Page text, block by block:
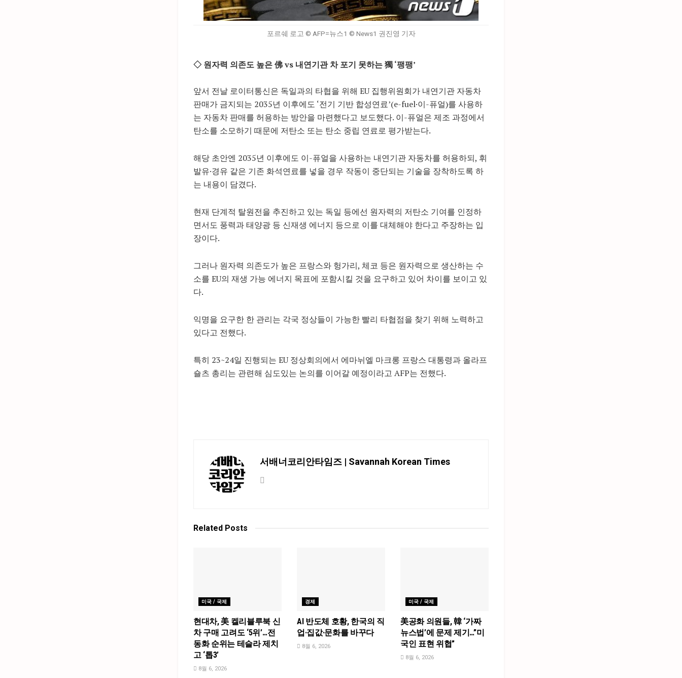
포르쉐 로고 © AFP=뉴스1 © News1 권진영 기자
◇ 원자력 의존도 높은 佛 vs 내연기관 차 포기 못하는 獨 ‘팽팽’
앞서 전날 로이터통신은 독일과의 타협을 위해 EU 집행위원회가 내연기관 자동차
판매가 금지되는 2035년 이후에도 ‘전기 기반 합성연료’(e-fuel·이-퓨얼)를 사용하
는 자동차 판매를 허용하는 방안을 마련했다고 보도했다. 이-퓨얼은 제조 과정에서
탄소를 소모하기 때문에 저탄소 또는 탄소 중립 연료로 평가받는다.
해당 초안엔 2035년 이후에도 이-퓨얼을 사용하는 내연기관 자동차를 허용하되, 휘
발유·경유 같은 기존 화석연료를 넣을 경우 작동이 중단되는 기술을 장착하도록 하
는 내용이 담겼다.
현재 단계적 탈원전을 추진하고 있는 독일 등에선 원자력의 저탄소 기여를 인정하
면서도 풍력과 태양광 등 신재생 에너지 등으로 이를 대체해야 한다고 주장하는 입
장이다.
그러나 원자력 의존도가 높은 프랑스와 헝가리, 체코 등은 원자력으로 생산하는 수
소를 EU의 재생 가능 에너지 목표에 포함시킬 것을 요구하고 있어 차이를 보이고 있
다.
익명을 요구한 한 관리는 각국 정상들이 가능한 빨리 타협점을 찾기 위해 노력하고
있다고 전했다.
특히 23~24일 진행되는 EU 정상회의에서 에마뉘엘 마크롱 프랑스 대통령과 올라프
숄츠 총리는 관련해 심도있는 논의를 이어갈 예정이라고 AFP는 전했다.
서배너코리안타임즈 | Savannah Korean Times
Related Posts
미국 / 국제
현대차, 美 켈리블루북 신
차 구매 고려도 ‘5위’…전
동화 순위는 테슬라 제치
고 ‘톱3’
8월 6, 2026
경제
AI 반도체 호황, 한국의 직
업·집값·문화를 바꾸다
8월 6, 2026
미국 / 국제
美공화 의원들, 韓 ‘가짜
뉴스법’에 문제 제기…”미
국인 표현 위협”
8월 6, 2026